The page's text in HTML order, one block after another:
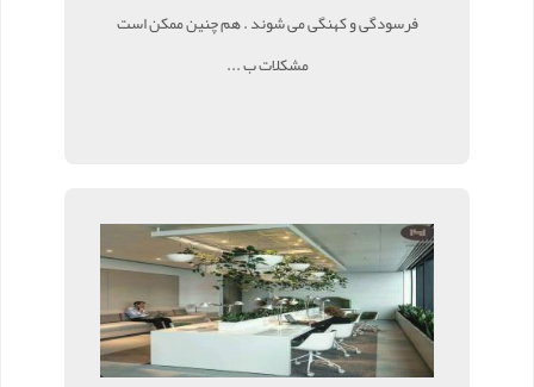
فرسودگی و کهنگی می شوند . هم چنین ممکن است
مشکلات ب ...